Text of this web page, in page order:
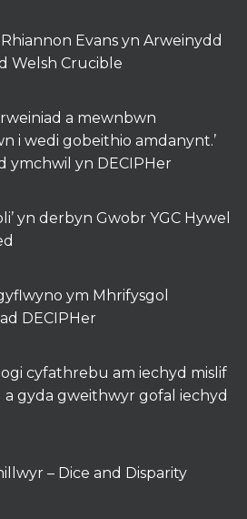
Evans yn Arweinydd
Welsh Crucible
a mewnbwn
i wedi gobeithio amdanynt.’
ymchwil yn DECIPHer
yn derbyn Gwobr YGC Hywel
ym Mhrifysgol
DECIPHer
cyfathrebu am iechyd mislif
gyda gweithwyr gofal iechyd
– Dice and Disparity